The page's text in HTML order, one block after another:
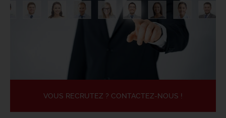
VOUS RECRUTEZ ? CONTACTEZ-NOUS !